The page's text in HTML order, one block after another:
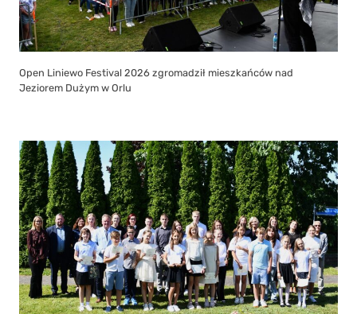
Open Liniewo Festival 2026 zgromadził mieszkańców nad
Jeziorem Dużym w Orlu